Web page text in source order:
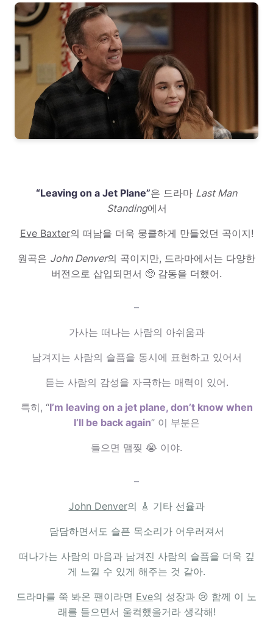
“Leaving on a Jet Plane”은 드라마 Last Man
Standing에서
Eve Baxter의 떠남을 더욱 뭉클하게 만들었던 곡이지!
원곡은 John Denver의 곡이지만, 드라마에서는 다양한
버전으로 삽입되면서 🥺 감동을 더했어.
–
가사는 떠나는 사람의 아쉬움과
남겨지는 사람의 슬픔을 동시에 표현하고 있어서
듣는 사람의 감성을 자극하는 매력이 있어.
특히, “I’m leaving on a jet plane, don’t know when
I’ll be back again” 이 부분은
들으면 맴찢 😭 이야.
–
John Denver의 🎸 기타 선율과
담담하면서도 슬픈 목소리가 어우러져서
떠나가는 사람의 마음과 남겨진 사람의 슬픔을 더욱 깊
게 느낄 수 있게 해주는 것 같아.
드라마를 쭉 봐온 팬이라면 Eve의 성장과 😢 함께 이 노
래를 들으면서 울컥했을거라 생각해!